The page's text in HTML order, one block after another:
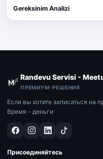
Gereksinim Analizi
Randevu Servisi -
ПРЕМИУМ-РЕШЕНИЯ
Если вы хотите записаться на
Время - деньги
Присоединяйтесь